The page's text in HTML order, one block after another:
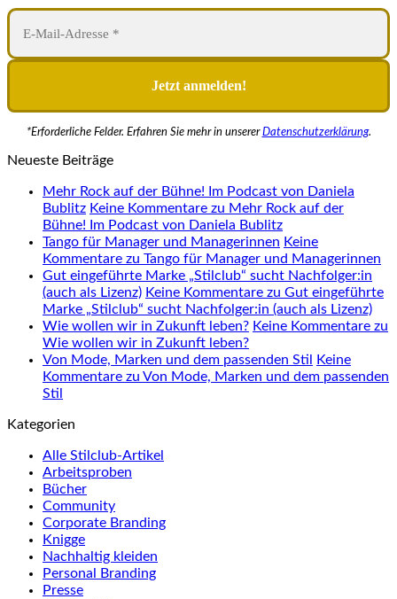
*Erforderliche Felder. Erfahren Sie mehr in unsererDatenschutzerklärung.
Neueste Beiträge
Mehr Rock auf der Bühne! Im Podcast von Daniela
Bublitz Keine Kommentare zu Mehr Rock auf der
Bühne! Im Podcast von Daniela Bublitz
Tango für Manager und Managerinnen Keine
Kommentare zu Tango für Manager und Managerinnen
Gut eingeführte Marke „Stilclub“ sucht Nachfolger:in
(auch als Lizenz) Keine Kommentare zu Gut eingeführte
Marke „Stilclub“ sucht Nachfolger:in (auch als Lizenz)
Wie wollen wir in Zukunft leben? Keine Kommentare zu
Wie wollen wir in Zukunft leben?
Von Mode, Marken und dem passenden Stil
Keine
Kommentare zu Von Mode, Marken und dem passenden
Stil
Kategorien
Alle Stilclub-Artikel
Arbeitsproben
Bücher
Community
Corporate Branding
Knigge
Nachhaltig kleiden
Personal Branding
Presse